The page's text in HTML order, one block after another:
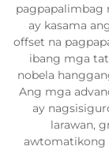
pagpapalimbag
ay kasama
offset na
ibang mga
nobela
Ang mga
ay
larawan,
awtomatikong